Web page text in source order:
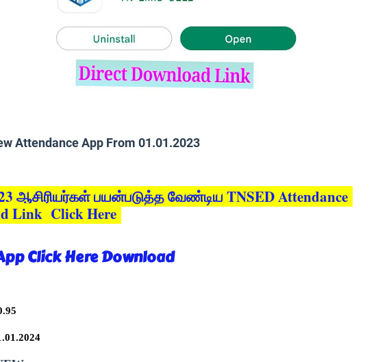
Attendance App From 01.01.2023
ஆசிரியர்கள் பயன்படுத்த வேண்டிய TNSED Attendance
Link Click Here
Click Here Download